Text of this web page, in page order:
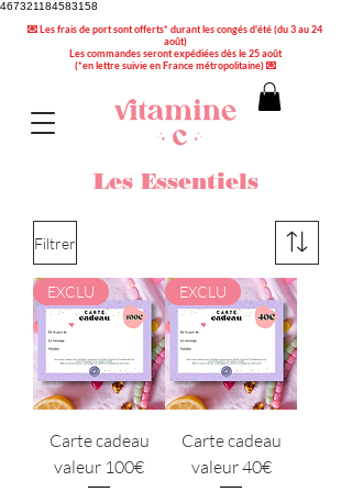
467321184583158
💌 Les frais de port sont offerts* durant les congés d'été (du 3 au 24
août)
Les commandes seront expédiées dès le 25 août
(*en lettre suivie en France métropolitaine) 💌
Les Essentiels
Filtrer
EXCLU
Carte cadeau
valeur 100€
EXCLU
Carte cadeau
valeur 40€